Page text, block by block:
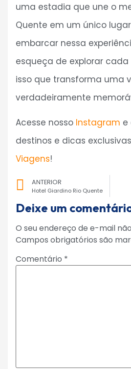
uma estadia que une o
Quente em um único
embarcar nessa
esqueça de explorar cada
isso que transforma uma
verdadeiramente
Acesse nosso Instagram e
destinos e dicas
Viagens!
ANTERIOR
Hotel Giardino Rio Quente
Deixe um
O seu endereço de e-mail
Campos obrigatórios são
Comentário *